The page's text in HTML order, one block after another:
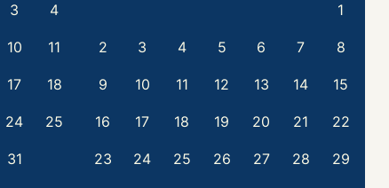
3 4
10 11
17 18
24 25
31
1
2 3 4 5 6 7 8
9 10 11 12 13 14 15
16 17 18 19 20 21 22
23 24 25 26 27 28 29